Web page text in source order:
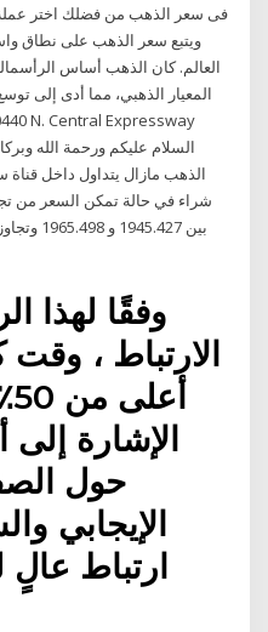
ويتبع سعر الذهب على نطاق
العالم. كان الذهب أساس
المعيار الذهبي، مما أدى إلى
الذهب مازال يتداول داخل قناة
بين
وفقًا لهذا
الارتباط ، وقت
الإشارة إلى
حول
الإيجابي
ارتباط